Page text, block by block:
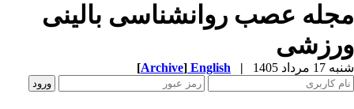
عصب روانشناسی بالینی
مرداد 1405 |
English
[Archive]